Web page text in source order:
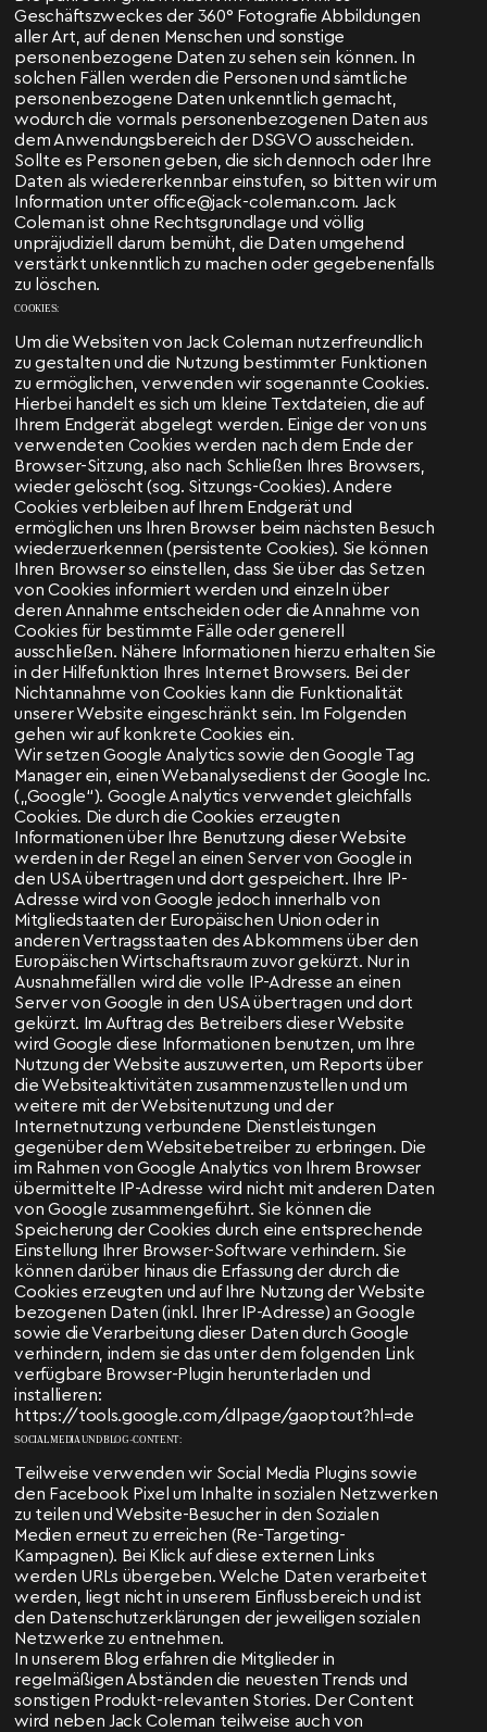
Geschäftszweckes der 360° Fotografie Abbildungen
aller Art, auf denen Menschen und sonstige
personenbezogene Daten zu sehen sein können. In
solchen Fällen werden die Personen und sämtliche
personenbezogene Daten unkenntlich gemacht,
wodurch die vormals personenbezogenen Daten aus
dem Anwendungsbereich der DSGVO ausscheiden.
Sollte es Personen geben, die sich dennoch oder Ihre
Daten als wiedererkennbar einstufen, so bitten wir um
Information unter office@jack-coleman.com. Jack
Coleman ist ohne Rechtsgrundlage und völlig
unpräjudiziell darum bemüht, die Daten umgehend
verstärkt unkenntlich zu machen oder gegebenenfalls
zu löschen.
COOKIES:
Um die Websiten von Jack Coleman nutzerfreundlich
zu gestalten und die Nutzung bestimmter Funktionen
zu ermöglichen, verwenden wir sogenannte Cookies.
Hierbei handelt es sich um kleine Textdateien, die auf
Ihrem Endgerät abgelegt werden. Einige der von uns
verwendeten Cookies werden nach dem Ende der
Browser-Sitzung, also nach Schließen Ihres Browsers,
wieder gelöscht (sog. Sitzungs-Cookies). Andere
Cookies verbleiben auf Ihrem Endgerät und
ermöglichen uns Ihren Browser beim nächsten Besuch
wiederzuerkennen (persistente Cookies). Sie können
Ihren Browser so einstellen, dass Sie über das Setzen
von Cookies informiert werden und einzeln über
deren Annahme entscheiden oder die Annahme von
Cookies für bestimmte Fälle oder generell
ausschließen. Nähere Informationen hierzu erhalten Sie
in der Hilfefunktion Ihres Internet Browsers. Bei der
Nichtannahme von Cookies kann die Funktionalität
unserer Website eingeschränkt sein. Im Folgenden
gehen wir auf konkrete Cookies ein.
Wir setzen Google Analytics sowie den Google Tag
Manager ein, einen Webanalysedienst der Google Inc.
(„Google“). Google Analytics verwendet gleichfalls
Cookies. Die durch die Cookies erzeugten
Informationen über Ihre Benutzung dieser Website
werden in der Regel an einen Server von Google in
den USA übertragen und dort gespeichert. Ihre IP-
Adresse wird von Google jedoch innerhalb von
Mitgliedstaaten der Europäischen Union oder in
anderen Vertragsstaaten des Abkommens über den
Europäischen Wirtschaftsraum zuvor gekürzt. Nur in
Ausnahmefällen wird die volle IP-Adresse an einen
Server von Google in den USA übertragen und dort
gekürzt. Im Auftrag des Betreibers dieser Website
wird Google diese Informationen benutzen, um Ihre
Nutzung der Website auszuwerten, um Reports über
die Websiteaktivitäten zusammenzustellen und um
weitere mit der Websitenutzung und der
Internetnutzung verbundene Dienstleistungen
gegenüber dem Websitebetreiber zu erbringen. Die
im Rahmen von Google Analytics von Ihrem Browser
übermittelte IP-Adresse wird nicht mit anderen Daten
von Google zusammengeführt. Sie können die
Speicherung der Cookies durch eine entsprechende
Einstellung Ihrer Browser-Software verhindern. Sie
können darüber hinaus die Erfassung der durch die
Cookies erzeugten und auf Ihre Nutzung der Website
bezogenen Daten (inkl. Ihrer IP-Adresse) an Google
sowie die Verarbeitung dieser Daten durch Google
verhindern, indem sie das unter dem folgenden Link
verfügbare Browser-Plugin herunterladen und
installieren:
https://tools.google.com/dlpage/gaoptout?hl=de
SOCIAL MEDIA UND BLOG-CONTENT:
Teilweise verwenden wir Social Media Plugins sowie
den Facebook Pixel um Inhalte in sozialen Netzwerken
zu teilen und Website-Besucher in den Sozialen
Medien erneut zu erreichen (Re-Targeting-
Kampagnen). Bei Klick auf diese externen Links
werden URLs übergeben. Welche Daten verarbeitet
werden, liegt nicht in unserem Einflussbereich und ist
den Datenschutzerklärungen der jeweiligen sozialen
Netzwerke zu entnehmen.
In unserem Blog erfahren die Mitglieder in
regelmäßigen Abständen die neuesten Trends und
sonstigen Produkt-relevanten Stories. Der Content
wird neben Jack Coleman teilweise auch von